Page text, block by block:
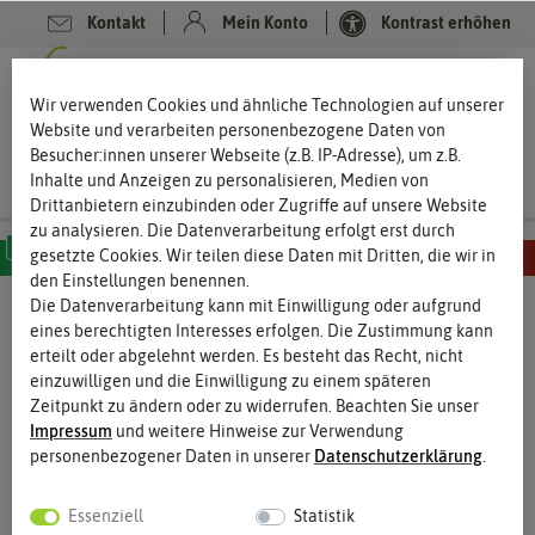
Kontakt Mein Konto Kontrast erhöhen
MILD SCHARF SEHR SCHARF
-20%
Wir verwenden Cookies und ähnliche Technologien auf unserer
Website und verarbeiten personenbezogene Daten von
Besucher:innen unserer Webseite (z.B. IP-Adresse), um z.B.
Inhalte und Anzeigen zu personalisieren, Medien von
Drittanbietern einzubinden oder Zugriffe auf unsere Website
zu analysieren. Die Datenverarbeitung erfolgt erst durch
gesetzte Cookies. Wir teilen diese Daten mit Dritten, die wir in
den Einstellungen benennen.
Die Datenverarbeitung kann mit Einwilligung oder aufgrund
eines berechtigten Interesses erfolgen. Die Zustimmung kann
erteilt oder abgelehnt werden. Es besteht das Recht, nicht
einzuwilligen und die Einwilligung zu einem späteren
Zeitpunkt zu ändern oder zu widerrufen. Beachten Sie unser
Impressum und weitere Hinweise zur Verwendung
personenbezogener Daten in unserer Daten­schutz­erklärung.
Essenziell Statistik